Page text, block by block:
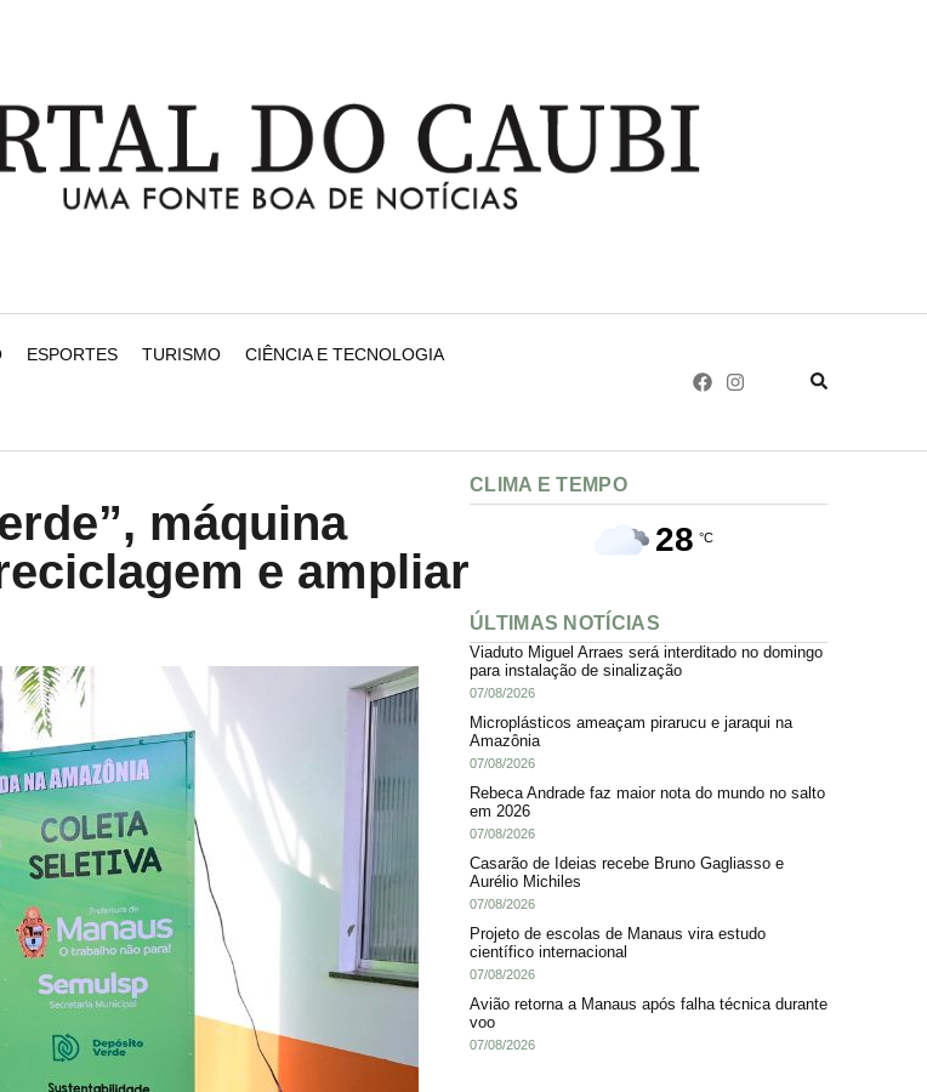
ESPORTES TURISMO CIÊNCIA E TECNOLOGIA
máquina
e ampliar
CLIMA E TEMPO
28 °C
ÚLTIMAS NOTÍCIAS
Viaduto Miguel Arraes será interditado no domingo
para instalação de sinalização
07/08/2026
Microplásticos ameaçam pirarucu e jaraqui na
Amazônia
07/08/2026
Rebeca Andrade faz maior nota do mundo no salto
em 2026
07/08/2026
Casarão de Ideias recebe Bruno Gagliasso e
Aurélio Michiles
07/08/2026
Projeto de escolas de Manaus vira estudo
científico internacional
07/08/2026
Avião retorna a Manaus após falha técnica durante
voo
07/08/2026